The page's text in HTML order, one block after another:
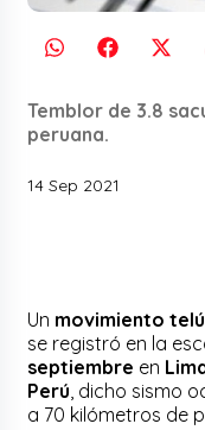
Temblor de 3.8
peruana.
14 Sep 2021
Un movimiento
se registró en la
septiembre en
Perú , dicho sismo
a 70 kilómetros de